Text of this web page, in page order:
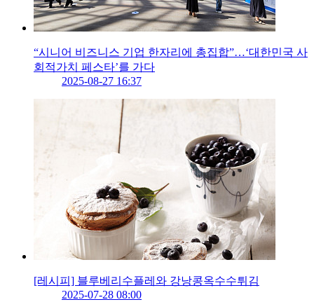
“시니어 비즈니스 기업 한자리에 총집합”…‘대한민국 사
회적가치 페스타’를 가다
2025-08-27 16:37
[레시피] 블루베리수플레와 강낭콩옥수수튀김
2025-07-28 08:00